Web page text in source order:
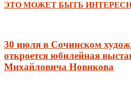
ЭТО МОЖЕТ БЫТЬ
30 июля в Сочинском
откроется юбилейная
Михайловича Новикова